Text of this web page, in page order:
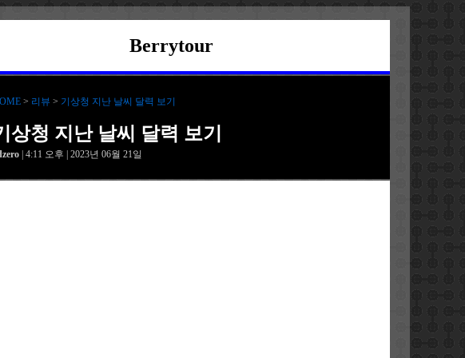
Berrytour
> 리뷰 > 기상청 지난 날씨 달력 보기
상청 지난 날씨 달력 보기
| 4:11 오후 | 2023년 06월 21일